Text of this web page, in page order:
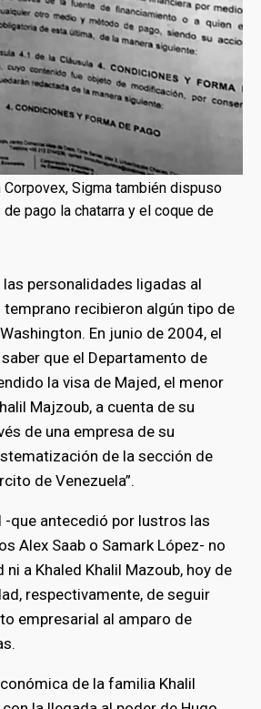
Corpovex, Sigma también dispuso
pago la chatarra y el coque de
personalidades ligadas al
recibieron algún tipo de
En junio de 2004, el
que el Departamento de
la visa de Majed, el menor
Majzoub, a cuenta de su
de una empresa de su
de la sección de
de Venezuela”.
-que antecedió por lustros las
Alex Saab o Samark López- no
a Khaled Khalil Mazoub, hoy de
respectivamente, de seguir
empresarial al amparo de
de la familia Khalil